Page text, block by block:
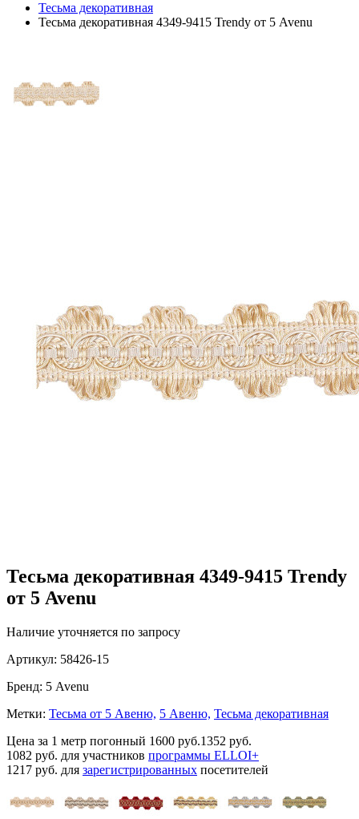
Тесьма декоративная
Тесьма декоративная 4349-9415 Trendy от 5 Avenu
Тесьма декоративная 4349-9415 Trendy
от 5 Avenu
Наличие уточняется по запросу
Артикул: 58426-15
Бренд: 5 Avenu
Метки: Тесьма от 5 Авеню, 5 Авеню, Тесьма декоративная
Цена за 1 метр погонный 1600 руб.1352 руб.
1082 руб. для участников программы ELLOI+
1217 руб. для зарегистрированных посетителей